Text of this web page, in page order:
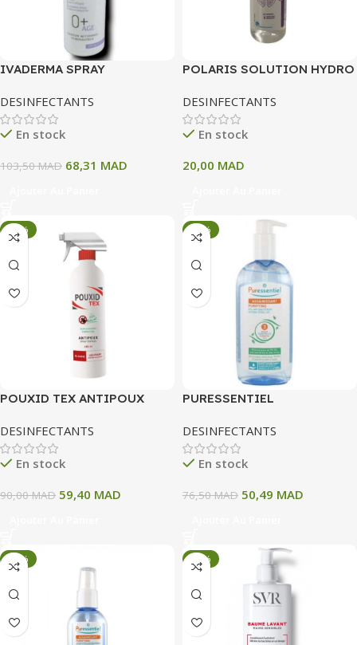
IVADERMA SPRAY
DESINFECTANTS
En stock
103,50MAD 68,31 MAD
POLARIS SOLUTION HYDRO
DESINFECTANTS
En stock
20,00 MAD
-34%
POUXID TEX ANTIPOUX
TEXTILES 480 ML
DESINFECTANTS
En stock
90,00MAD 59,40 MAD
-34%
PURESSENTIEL
ANTIBACTERIEN AUX 3
HUILES ESSENTIELLES 80
ML
DESINFECTANTS
En stock
76,50MAD 50,49 MAD
-34% -34%